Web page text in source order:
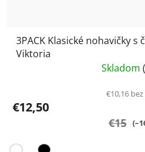
3PACK Klasické nohavičky s
Viktoria
Skladom
€10,16 bez
€12,50
€15